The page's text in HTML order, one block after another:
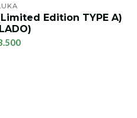
Edition TYPE A)